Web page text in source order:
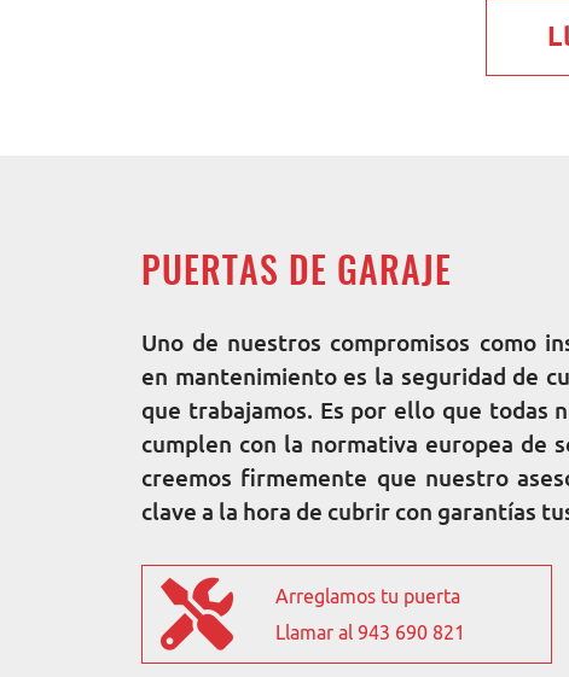
PUERTAS DE GARAJE
Uno de nuestros compromisos como
en mantenimiento es la seguridad de
que trabajamos. Es por ello que todas
cumplen con la normativa europea de
creemos firmemente que nuestro
clave a la hora de cubrir con garantías
Arreglamos tu puerta
Llamar al 943 690 821